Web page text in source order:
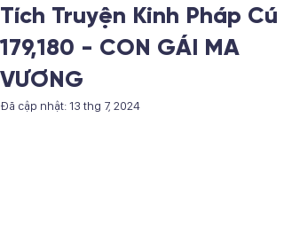
Tích Truyện Kinh Pháp Cú
179,180 - CON GÁI MA
VƯƠNG
Đã cập nhật:13 thg 7, 2024